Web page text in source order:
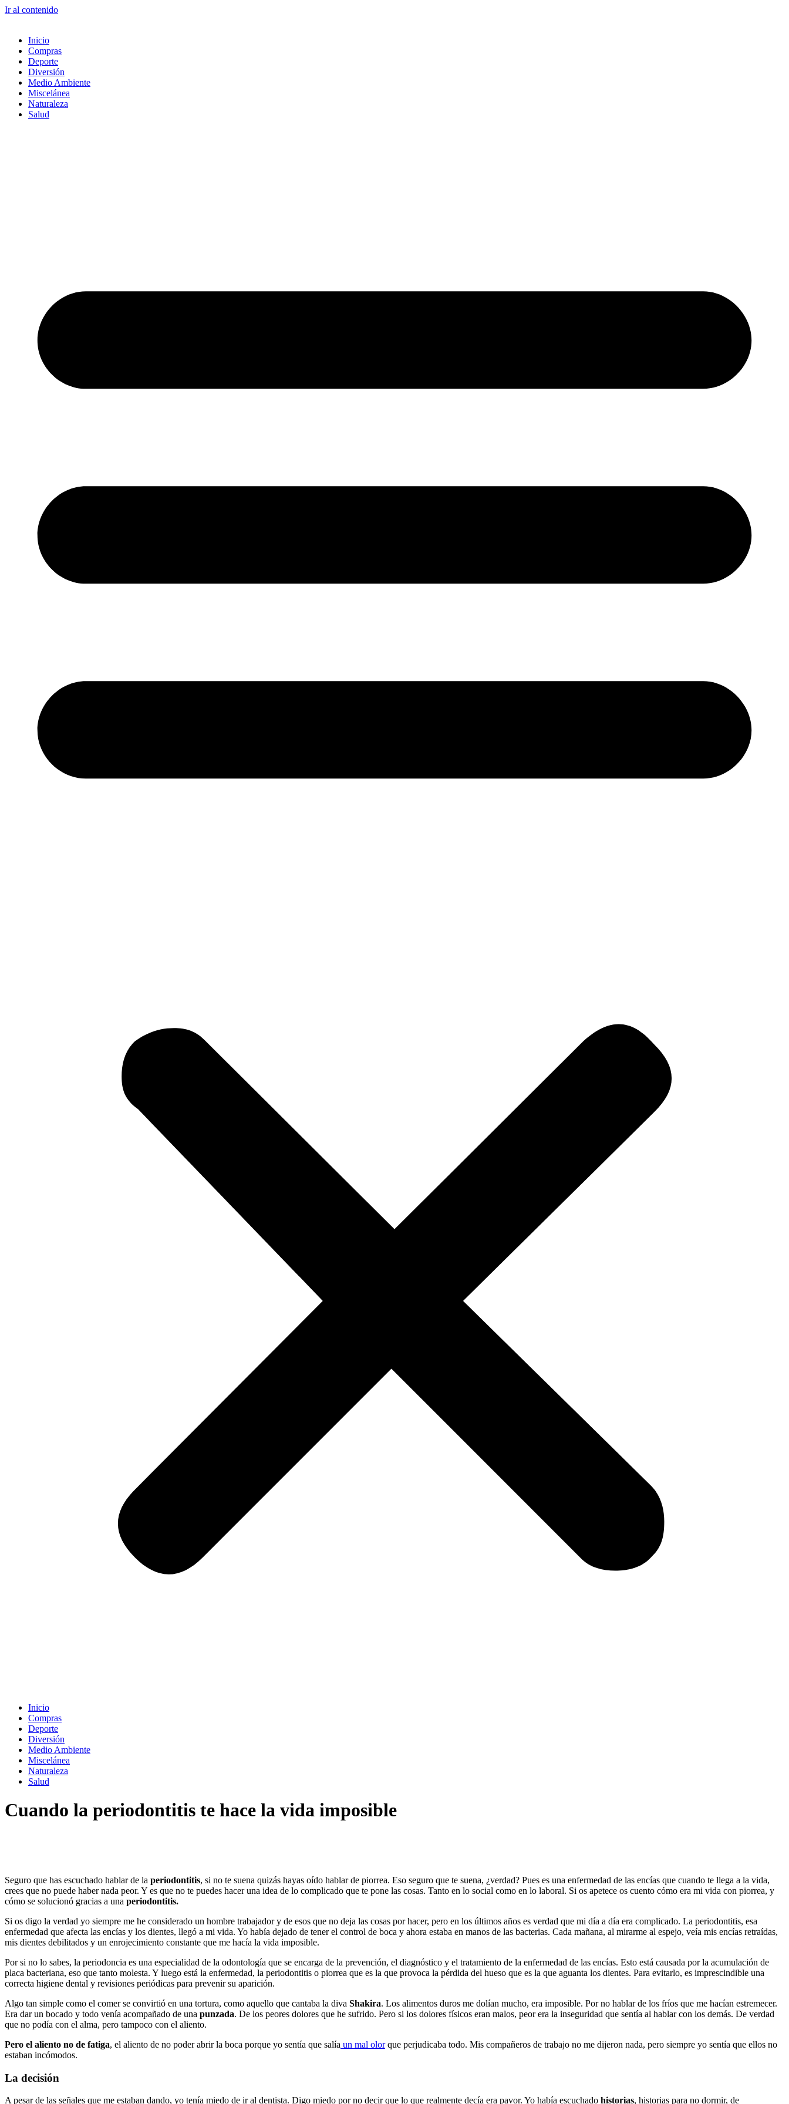
Ir al contenido
Inicio
Compras
Deporte
Diversión
Medio Ambiente
Miscelánea
Naturaleza
Salud
Inicio
Compras
Deporte
Diversión
Medio Ambiente
Miscelánea
Naturaleza
Salud
Cuando la periodontitis te hace la vida imposible
Seguro que has escuchado hablar de la periodontitis, si no te suena quizás hayas oído hablar de piorrea. Eso seguro que te suena, ¿verdad? Pues es una enfermedad de las encías que cuando te llega a la vida,
crees que no puede haber nada peor. Y es que no te puedes hacer una idea de lo complicado que te pone las cosas. Tanto en lo social como en lo laboral. Si os apetece os cuento cómo era mi vida con piorrea, y
cómo se solucionó gracias a una periodontitis.
Si os digo la verdad yo siempre me he considerado un hombre trabajador y de esos que no deja las cosas por hacer, pero en los últimos años es verdad que mi día a día era complicado. La periodontitis, esa
enfermedad que afecta las encías y los dientes, llegó a mi vida. Yo había dejado de tener el control de boca y ahora estaba en manos de las bacterias. Cada mañana, al mirarme al espejo, veía mis encías retraídas,
mis dientes debilitados y un enrojecimiento constante que me hacía la vida imposible.
Por si no lo sabes, la periodoncia es una especialidad de la odontología que se encarga de la prevención, el diagnóstico y el tratamiento de la enfermedad de las encías. Esto está causada por la acumulación de
placa bacteriana, eso que tanto molesta. Y luego está la enfermedad, la periodontitis o piorrea que es la que provoca la pérdida del hueso que es la que aguanta los dientes. Para evitarlo, es imprescindible una
correcta higiene dental y revisiones periódicas para prevenir su aparición.
Algo tan simple como el comer se convirtió en una tortura, como aquello que cantaba la diva Shakira. Los alimentos duros me dolían mucho, era imposible. Por no hablar de los fríos que me hacían estremecer.
Era dar un bocado y todo venía acompañado de una punzada. De los peores dolores que he sufrido. Pero si los dolores físicos eran malos, peor era la inseguridad que sentía al hablar con los demás. De verdad
que no podía con el alma, pero tampoco con el aliento.
Pero el aliento no de fatiga, el aliento de no poder abrir la boca porque yo sentía que salía un mal olorque perjudicaba todo. Mis compañeros de trabajo no me dijeron nada, pero siempre yo sentía que ellos no
estaban incómodos.
La decisión
A pesar de las señales que me estaban dando, yo tenía miedo de ir al dentista. Digo miedo por no decir que lo que realmente decía era pavor. Yo había escuchado historias, historias para no dormir, de